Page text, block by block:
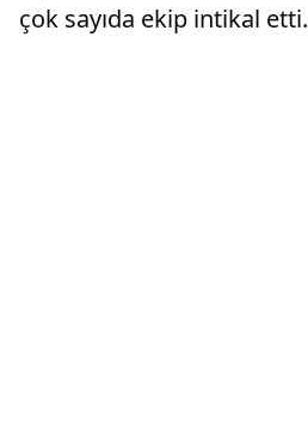
çok sayıda ekip intikal etti.